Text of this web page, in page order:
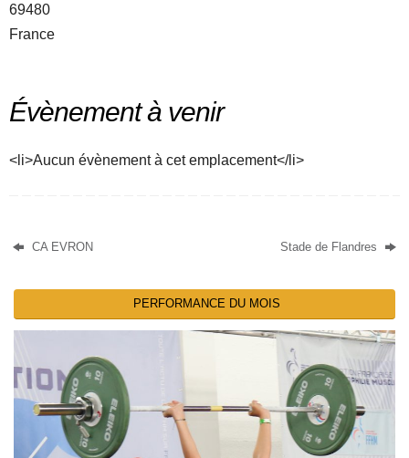
69480
France
Évènement à venir
<li>Aucun évènement à cet emplacement</li>
CA EVRON Stade de Flandres
PERFORMANCE DU MOIS